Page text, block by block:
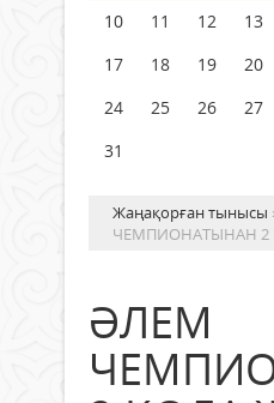
10
11 12 13
17
18 19 20
24
25 26 27
31
Жаңақорған тынысы
ЧЕМПИОНАТЫНАН 2
ӘЛЕМ